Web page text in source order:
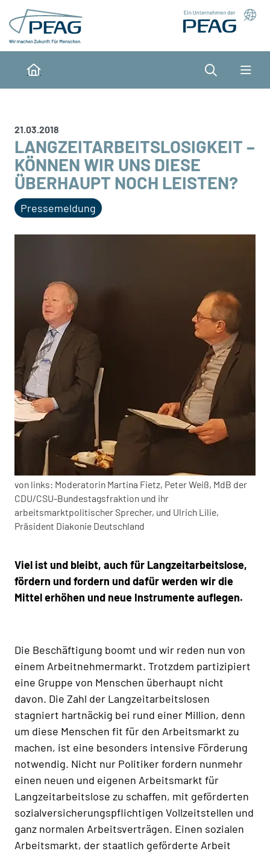
Direkt zu den Inhalten springen
Home
Suche
21.03.2018
LANGZEITARBEITSLOSIGKEIT –
KÖNNEN WIR UNS DIESE
ÜBERHAUPT NOCH LEISTEN?
Pressemeldung
von links: Moderatorin Martina Fietz, Peter Weiß, MdB der
CDU/CSU-Bundestagsfraktion und ihr
arbeitsmarktpolitischer Sprecher, und Ulrich Lilie,
Präsident Diakonie Deutschland
Viel ist und bleibt, auch für Langzeitarbeitslose,
fördern und fordern und dafür werden wir die
Mittel erhöhen und neue Instrumente auflegen.
Die Beschäftigung boomt und wir reden nun von
einem Arbeitnehmermarkt. Trotzdem partizipiert
eine Gruppe von Menschen überhaupt nicht
davon. Die Zahl der Langzeitarbeitslosen
stagniert hartnäckig bei rund einer Million, denn
um diese Menschen fit für den Arbeitsmarkt zu
machen, ist eine besonders intensive Förderung
notwendig. Nicht nur Politiker fordern nunmehr
einen neuen und eigenen Arbeitsmarkt für
Langzeitarbeitslose zu schaffen, mit geförderten
sozialversicherungspflichtigen Vollzeitstellen und
ganz normalen Arbeitsverträgen. Einen sozialen
Arbeitsmarkt, der staatlich geförderte Arbeit